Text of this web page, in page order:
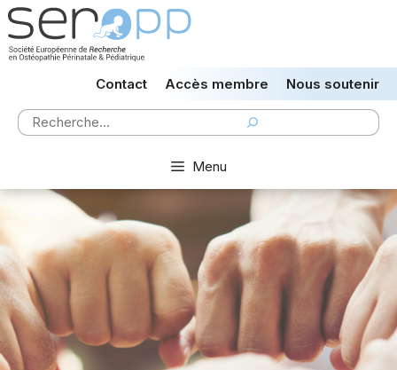
Aller
au
contenu
Contact Accès membre Nous soutenir
Rechercher
Menu